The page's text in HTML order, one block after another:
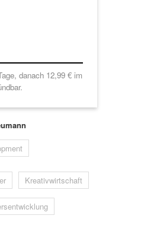
danach 12,99 € im
Kreativwirtschaft